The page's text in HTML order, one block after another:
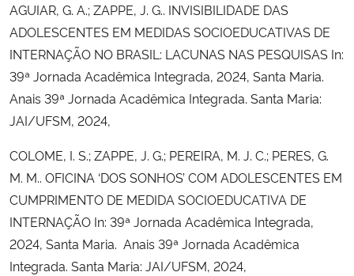
AGUIAR, G. A.; ZAPPE, J. G.. INVISIBILIDADE DAS
ADOLESCENTES EM MEDIDAS SOCIOEDUCATIVAS DE
INTERNAÇÃO NO BRASIL: LACUNAS NAS PESQUISAS In:
39ª Jornada Acadêmica Integrada, 2024, Santa Maria.
Anais 39ª Jornada Acadêmica Integrada. Santa Maria:
JAI/UFSM, 2024,
COLOME, I. S.; ZAPPE, J. G.; PEREIRA, M. J. C.; PERES, G.
M. M.. OFICINA ‘DOS SONHOS’ COM ADOLESCENTES EM
CUMPRIMENTO DE MEDIDA SOCIOEDUCATIVA DE
INTERNAÇÃO In: 39ª Jornada Acadêmica Integrada,
2024, Santa Maria. Anais 39ª Jornada Acadêmica
Integrada. Santa Maria: JAI/UFSM, 2024,